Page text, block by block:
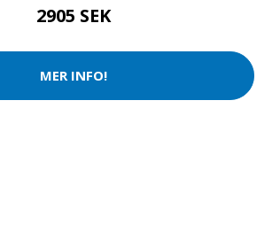
2905 SEK
MER INFO!